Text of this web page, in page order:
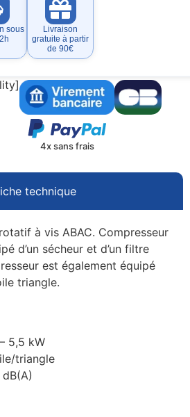
sous
Livraison
gratuite à partir
de 90€
4x sans frais
technique
à vis ABAC. Compresseur
d’un sécheur et d’un filtre
est également équipé
triangle.
5,5 kW
triangle